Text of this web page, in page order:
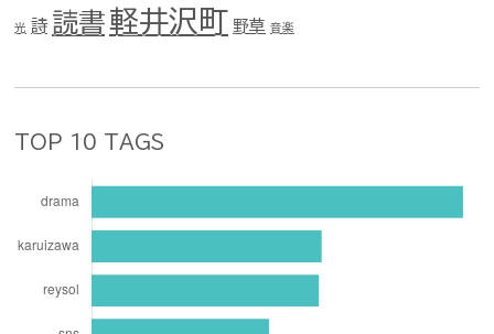
光 詩 読書軽井沢町 野草 音楽
TOP 10 TAGS